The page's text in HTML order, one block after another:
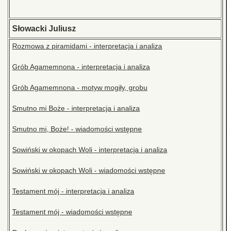
Słowacki Juliusz
Rozmowa z piramidami - interpretacja i analiza
Grób Agamemnona - interpretacja i analiza
Grób Agamemnona - motyw mogiły, grobu
Smutno mi Boże - interpretacja i analiza
Smutno mi, Boże! - wiadomości wstępne
Sowiński w okopach Woli - interpretacja i analiza
Sowiński w okopach Woli - wiadomości wstępne
Testament mój - interpretacja i analiza
Testament mój - wiadomości wstępne